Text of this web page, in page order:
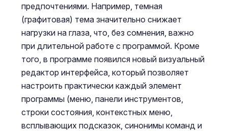
предпочтениями. Например, темная
(графитовая) тема значительно снижает
нагрузки на глаза, что, без сомнения, важно
при длительной работе с программой. Кроме
того, в программе появился новый визуальный
редактор интерфейса, который позволяет
настроить практически каждый элемент
программы (меню, панели инструментов,
строки состояния, контекстных меню,
всплывающих подсказок, синонимы команд и